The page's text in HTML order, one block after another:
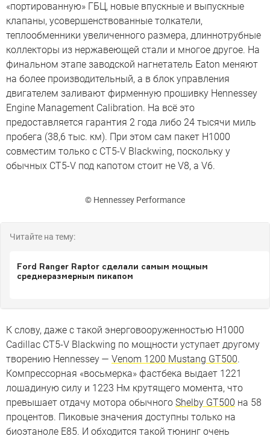
«портированную» ГБЦ, новые впускные и выпускные
клапаны, усовершенствованные толкатели,
теплообменники увеличенного размера, длиннотрубные
коллекторы из нержавеющей стали и многое другое. На
финальном этапе заводской нагнетатель Eaton меняют
на более производительный, а в блок управления
двигателем заливают фирменную прошивку Hennessey
Engine Management Calibration. На всё это
предоставляется гарантия 2 года либо 24 тысячи миль
пробега (38,6 тыс. км). При этом сам пакет H1000
совместим только с CT5-V Blackwing, поскольку у
обычных CT5-V под капотом стоит не V8, а V6.
© Hennessey Performance
Читайте на тему:
Ford Ranger Raptor сделали самым мощным
среднеразмерным пикапом
К слову, даже с такой энерговооруженностью H1000
Cadillac CT5-V Blackwing по мощности уступает другому
творению Hennessey — Venom 1200 Mustang GT500.
Компрессорная «восьмерка» фастбека выдает 1221
лошадиную силу и 1223 Нм крутящего момента, что
превышает отдачу мотора обычного Shelby GT500 на 58
процентов. Пиковые значения доступны только на
биоэтаноле E85. И обходится такой тюнинг очень